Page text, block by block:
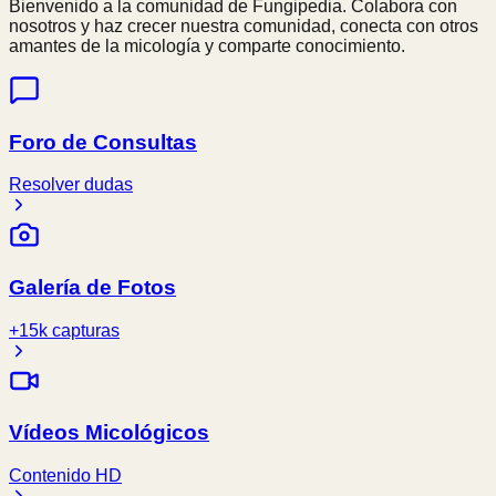
Bienvenido a la comunidad de Fungipedia. Colabora con
nosotros y haz crecer nuestra comunidad, conecta con otros
amantes de la micología y comparte conocimiento.
Foro de Consultas
Resolver dudas
Galería de Fotos
+15k capturas
Vídeos Micológicos
Contenido HD